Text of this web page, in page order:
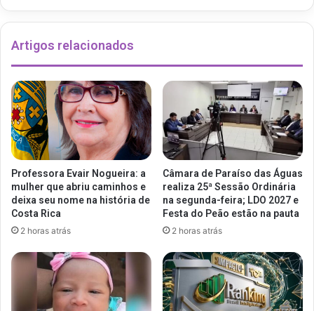
Artigos relacionados
Professora Evair Nogueira: a
mulher que abriu caminhos e
deixa seu nome na história de
Costa Rica
2 horas atrás
Câmara de Paraíso das Águas
realiza 25ª Sessão Ordinária
na segunda-feira; LDO 2027 e
Festa do Peão estão na pauta
2 horas atrás